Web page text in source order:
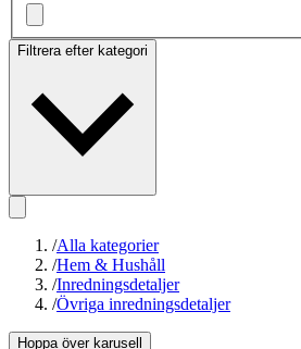
Filtrera efter kategori
/Alla kategorier
/Hem & Hushåll
/Inredningsdetaljer
/Övriga inredningsdetaljer
Hoppa över karusell